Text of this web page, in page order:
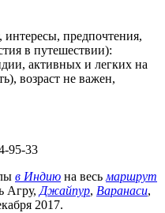
интересы, предпочтения,
в путешествии):
активных и легких на
возраст не важен,
95-33
в Индию на весьмаршрут
Агру,Джайпур, Варанаси,
2017.